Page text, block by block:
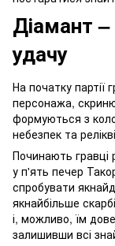
Діамант –
удачу
На початку партії
персонажа,
формуються з
небезпек та
Починають гравці
у п'ять печер
спробувати
якнайбільше
і, можливо, їм
залишивши всі